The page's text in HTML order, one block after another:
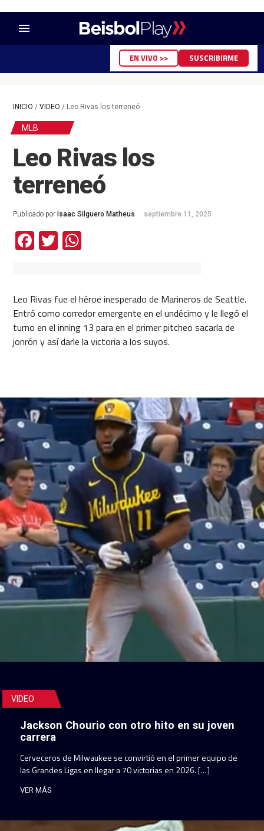
menu
EN VIVO >> SUSCRIBIRME
INICIO / VIDEO / Leo Rivas los terreneó
MLB
Leo Rivas los
terreneó
Publicado por Isaac Silguero Matheus septiembre 11, 2025
Facebook
TwitterWhatsApp
Leo Rivas fue el héroe inesperado de Marineros de Seattle.
Entró como corredor emergente en el undécimo y le llegó el
turno en el inning 13 para en el primer pitcheo sacarla de
jonrón y así darle la victoria a los suyos.
VIDEO
Jackson Chourio con otro hito en su joven
carrera
Cerveceros de Milwaukee se convirtió en el primer equipo de
las Grandes Ligas en llegar a 70 victorias en 2026. […]
VER MÁS